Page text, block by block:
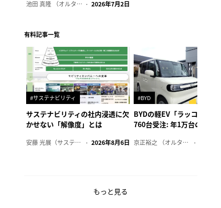
池田 真隆 （オルタナ輪番編集長） 2026年7月2日
有料記事一覧
#サステナビリティ
サステナビリティの社内浸透に欠
かせない「解像度」とは
安藤 光展（サステナビリティ・コンサルタント） 2026年8月6日
#BYD
BYDの軽EV「ラッコ」、1
760台受注: 年1万台の販売
京正裕之 （オルタナ副編集長）
もっと見る